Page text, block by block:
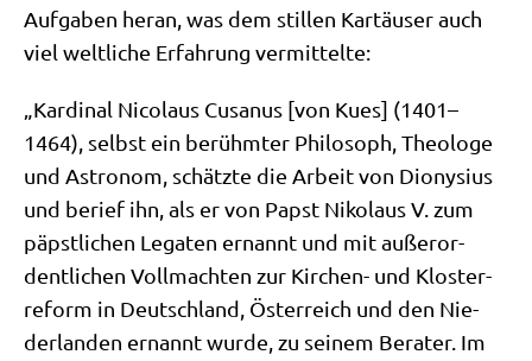
Auf­ga­ben her­an, was dem stil­len Kar­täu­ser auch
viel welt­li­che Erfah­rung vermittelte:
„Kar­di­nal Nico­laus Cus­a­nus [von Kues] (1401–
1464), selbst ein berühm­ter Phi­lo­soph, Theo­lo­ge
und Astro­nom, schätz­te die Arbeit von Dio­ny­si­us
und berief ihn, als er von Papst Niko­laus V. zum
päpst­li­chen Lega­ten ernannt und mit außer­or­
dent­li­chen Voll­mach­ten zur Kir­chen- und Klo­ster­
re­form in Deutsch­land, Öster­reich und den Nie­
der­lan­den ernannt wur­de, zu sei­nem Bera­ter. Im